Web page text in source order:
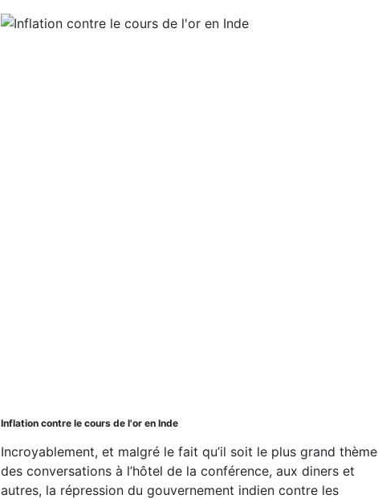
Inflation contre le cours de l'or en Inde
Incroyablement, et malgré le fait qu’il soit le plus grand thème
des conversations à l’hôtel de la conférence, aux diners et
autres, la répression du gouvernement indien contre les